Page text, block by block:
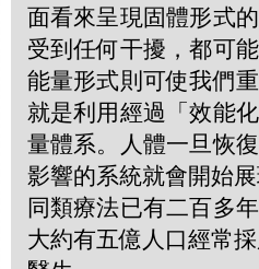
面看來呈現固體形式
受到任何干擾，都可
能量形式則可使我們
就是利用經過「效能
量體系。人體一旦恢
影響的系統就會開始
同類療法已有二百多
大約有五億人口經常